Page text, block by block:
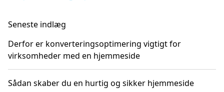
Seneste indlæg
Derfor er konverteringsoptimering vigtigt for
virksomheder med en hjemmeside
Sådan skaber du en hurtig og sikker hjemmeside